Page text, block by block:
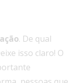
. De qual
isso claro! O